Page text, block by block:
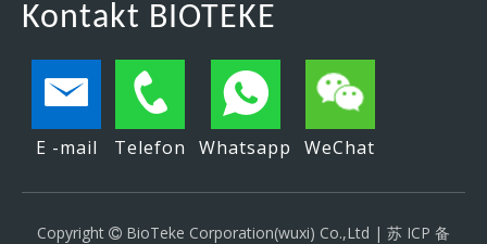
Kontakt BIOTEKE
E -mail Telefon Whatsapp WeChat
Copyright  BioTeke Corporation(wuxi) Co.,Ltd | 苏 ICP 备